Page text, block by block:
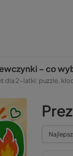
– co
dla 2-latki: puzzle,